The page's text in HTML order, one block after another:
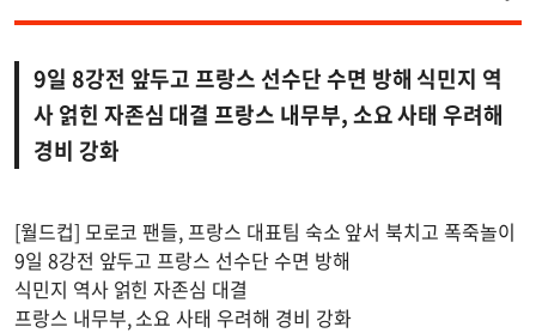
9일 8강전 앞두고 프랑스 선수단 수면 방해 식민지 역
사 얽힌 자존심 대결 프랑스 내무부, 소요 사태 우려해
경비 강화
[월드컵] 모로코 팬들, 프랑스 대표팀 숙소 앞서 북치고 폭죽놀이
9일 8강전 앞두고 프랑스 선수단 수면 방해
식민지 역사 얽힌 자존심 대결
프랑스 내무부, 소요 사태 우려해 경비 강화